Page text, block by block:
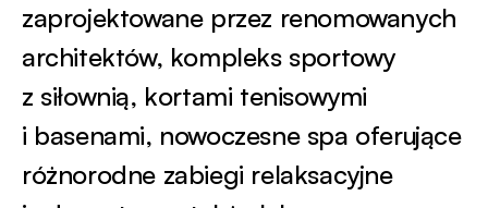
zaprojektowane przez renomowanych
architektów, kompleks sportowy
z siłownią, kortami tenisowymi
i basenami, nowoczesne spa oferujące
różnorodne zabiegi relaksacyjne